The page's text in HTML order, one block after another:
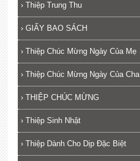
› Thiệp Trung Thu
› GIẤY BAO SÁCH
› Thiệp Chúc Mừng Ngày Của Mẹ
› Thiệp Chúc Mừng Ngày Của Cha
› THIỆP CHÚC MỪNG
› Thiệp Sinh Nhật
› Thiệp Dành Cho Dịp Đặc Biệt